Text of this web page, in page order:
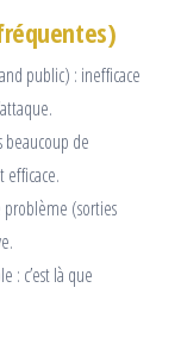
public) : inefficace
beaucoup de
efficace.
(sorties
: c’est là que